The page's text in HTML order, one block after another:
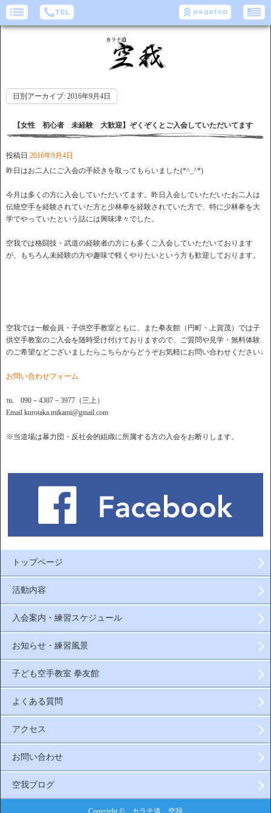
日別アーカイブ: 2016年9月4日
【女性 初心者 未経験 大歓迎】ぞくぞくとご入会していただいてます
投稿日 2016年9月4日
昨日はお二人にご入会の手続きを取ってもらいました(*^_^*)
今月は多くの方に入会していただいてます。昨日入会していただいたお二人は
伝統空手を経験されていた方と少林拳を経験されていた方で、特に少林拳を大
学でやっていたという話には興味津々でした。
空我では格闘技・武道の経験者の方にも多くご入会していただいております
が、もちろん未経験の方や趣味で軽くやりたいという方も歓迎しております。
空我では一般会員・子供空手教室ともに、また拳友館（円町・上賀茂）では子
供空手教室のご入会を随時受け付けておりますので、ご質問や見学・無料体験
のご希望などございましたらこちらからどうぞお気軽にお問い合わせください↓
お問い合わせフォーム
℡ 090－4307－3977（三上）
Email kurotaka.mikami@gmail.com
※当道場は暴力団・反社会的組織に所属する方の入会をお断りします。
トップページ
活動内容
入会案内・練習スケジュール
お知らせ・練習風景
子ども空手教室 拳友館
よくある質問
アクセス
お問い合わせ
空我ブログ